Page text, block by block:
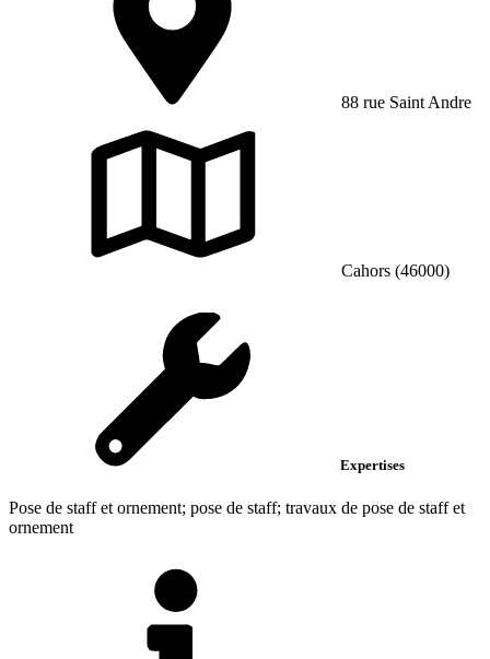
88 rue Saint Andre
Cahors (46000)
Expertises
Pose de staff et ornement; pose de staff; travaux de pose de staff et
ornement